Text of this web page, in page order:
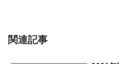
関連記事